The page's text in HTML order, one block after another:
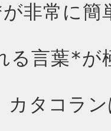
非常に簡
る言葉*が
タコラン